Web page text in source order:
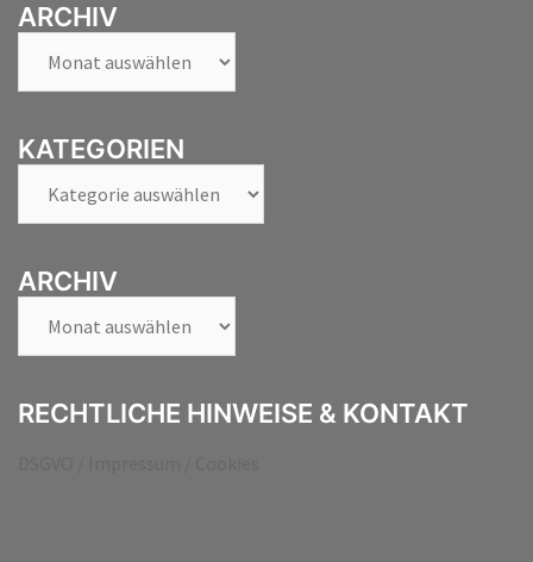
ARCHIV
KATEGORIEN
ARCHIV
RECHTLICHE HINWEISE & KONTAKT